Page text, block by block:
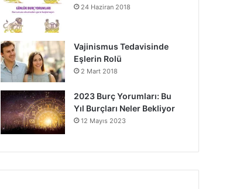
24 Haziran 2018
Vajinismus Tedavisinde
Eşlerin Rolü
2 Mart 2018
2023 Burç Yorumları: Bu
Yıl Burçları Neler Bekliyor
12 Mayıs 2023